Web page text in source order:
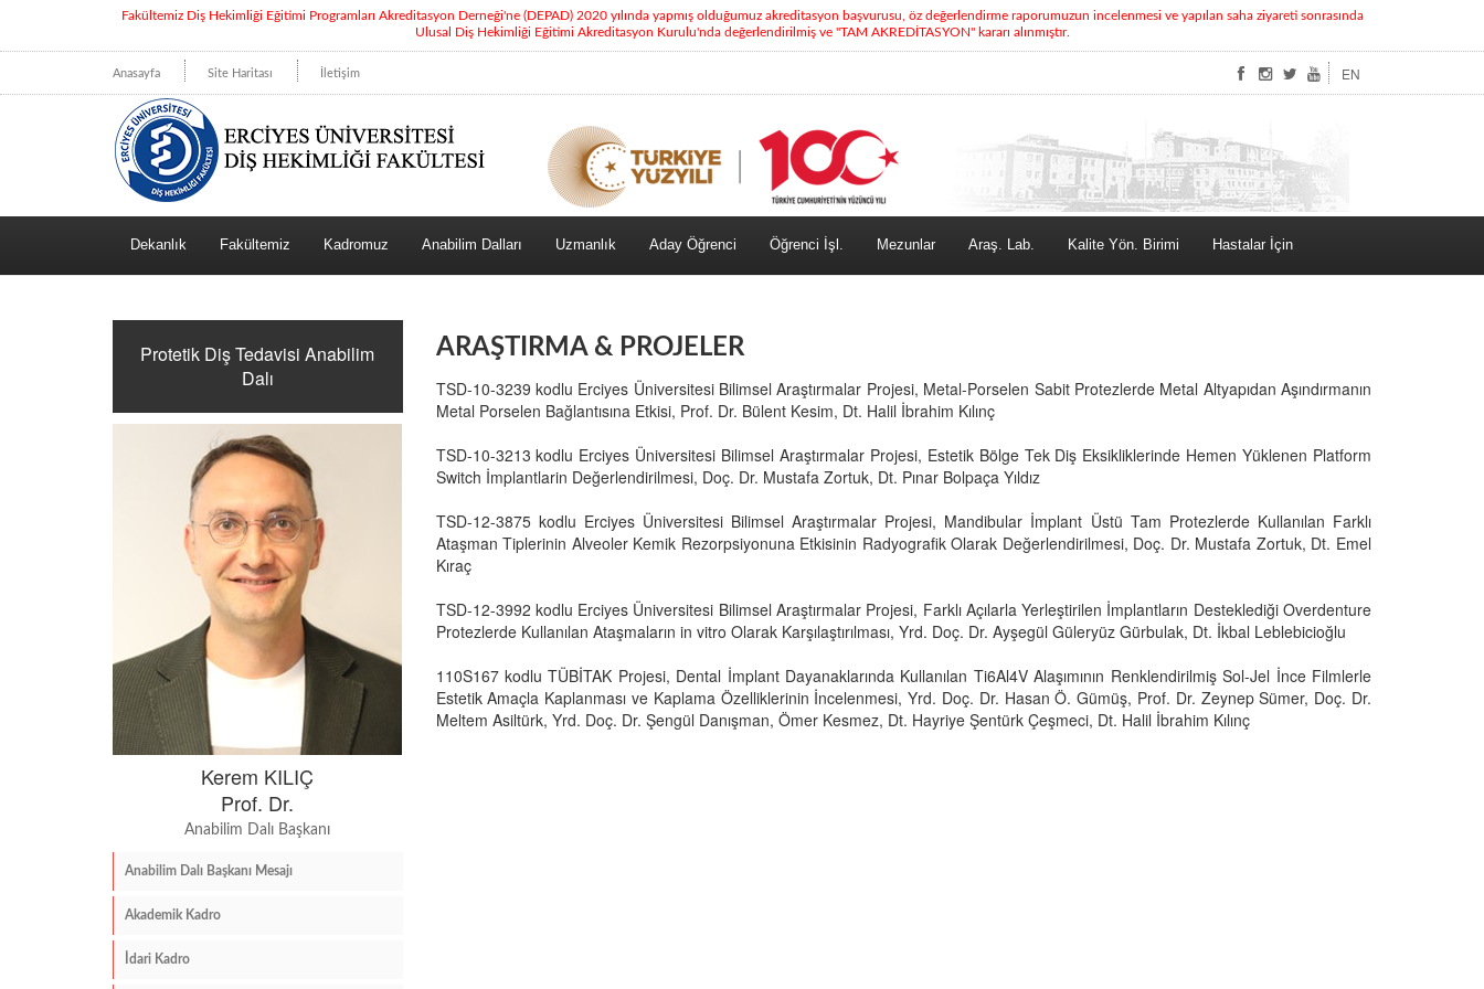
Fakültemiz Diş Hekimliği Eğitimi Programları Akreditasyon Derneği'ne (DEPAD) 2020 yılında yapmış olduğumuz akreditasyon başvurusu, öz değerlendirme raporumuzun incelenmesi ve yapılan saha ziyareti sonrasında
Ulusal Diş Hekimliği Eğitimi Akreditasyon Kurulu'nda değerlendirilmiş ve "TAM AKREDİTASYON" kararı alınmıştır.
Anasayfa Site Haritası İletişim EN
Dekanlık Fakültemiz Kadromuz Anabilim Dalları Uzmanlık Aday Öğrenci Öğrenci İşl. Mezunlar Araş. Lab. Kalite Yön. Birimi Hastalar İçin
Protetik Diş Tedavisi Anabilim
Dalı
Kerem KILIÇ
Prof. Dr.
Anabilim Dalı Başkanı
Anabilim Dalı Başkanı Mesajı
Akademik Kadro
İdari Kadro
ARAŞTIRMA & PROJELER
TSD-10-3239 kodlu Erciyes Üniversitesi Bilimsel Araştırmalar Projesi, Metal-Porselen Sabit Protezlerde Metal Altyapıdan Aşındırmanın
Metal Porselen Bağlantısına Etkisi, Prof. Dr. Bülent Kesim, Dt. Halil İbrahim Kılınç
TSD-10-3213 kodlu Erciyes Üniversitesi Bilimsel Araştırmalar Projesi, Estetik Bölge Tek Diş Eksikliklerinde Hemen Yüklenen Platform
Switch İmplantlarin Değerlendirilmesi, Doç. Dr. Mustafa Zortuk, Dt. Pınar Bolpaça Yıldız
TSD-12-3875 kodlu Erciyes Üniversitesi Bilimsel Araştırmalar Projesi, Mandibular İmplant Üstü Tam Protezlerde Kullanılan Farklı
Ataşman Tiplerinin Alveoler Kemik Rezorpsiyonuna Etkisinin Radyografik Olarak Değerlendirilmesi, Doç. Dr. Mustafa Zortuk, Dt. Emel
Kıraç
TSD-12-3992 kodlu Erciyes Üniversitesi Bilimsel Araştırmalar Projesi, Farklı Açılarla Yerleştirilen İmplantların Desteklediği Overdenture
Protezlerde Kullanılan Ataşmaların in vitro Olarak Karşılaştırılması, Yrd. Doç. Dr. Ayşegül Güleryüz Gürbulak, Dt. İkbal Leblebicioğlu
110S167 kodlu TÜBİTAK Projesi, Dental İmplant Dayanaklarında Kullanılan Ti6Al4V Alaşımının Renklendirilmiş Sol-Jel İnce Filmlerle
Estetik Amaçla Kaplanması ve Kaplama Özelliklerinin İncelenmesi, Yrd. Doç. Dr. Hasan Ö. Gümüş, Prof. Dr. Zeynep Sümer, Doç. Dr.
Meltem Asiltürk, Yrd. Doç. Dr. Şengül Danışman, Ömer Kesmez, Dt. Hayriye Şentürk Çeşmeci, Dt. Halil İbrahim Kılınç